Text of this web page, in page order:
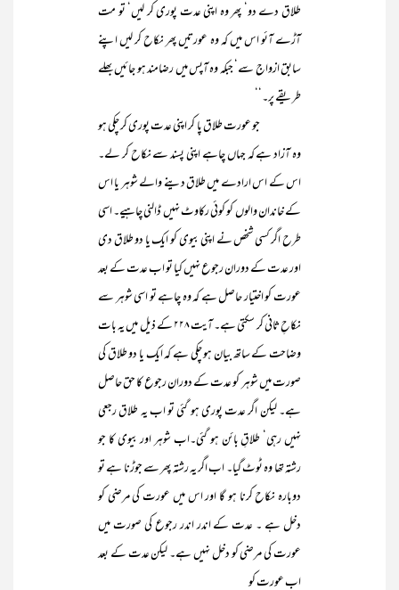
طلاق دے دو‘ پھر وہ اپنی عدت پوری کر لیں‘ تو مت
آڑے آئو اس میں کہ وہ عورتیں پھر نکاح کر لیں اپنے
سابق ازواج سے‘ جبکہ وہ آپس میں رضامند ہو جائیں بھلے
طریقے پر۔‘‘
جو عورت طلاق پا کر اپنی عدت پوری کر چکی ہو
وہ آزاد ہے کہ جہاں چاہے اپنی پسند سے نکاح کر لے۔
اس کے اس ارادے میں طلاق دینے والے شوہر یا اس
کے خاندان والوں کو کوئی رکاوٹ نہیں ڈالنی چاہیے۔ اسی
طرح اگر کسی شخص نے اپنی بیوی کو ایک یا دو طلاق دی
اور عدت کے دوران رجوع نہیں کیا تو اب عدت کے بعد
عورت کو اختیار حاصل ہے کہ وہ چاہے تو اسی شوہر سے
نکاحِ ثانی کر سکتی ہے۔ آیت ۲۲۸ کے ذیل میں یہ بات
وضاحت کے ساتھ بیان ہو چکی ہے کہ ایک یا دو طلاق کی
صورت میں شوہر کو عدت کے دوران رجوع کا حق حاصل
ہے۔ لیکن اگر عدت پوری ہو گئی تو اب یہ طلاق رجعی
نہیں رہی‘ طلاقِ بائن ہو گئی۔اب شوہر اور بیوی کا جو
رشتہ تھا وہ ٹوٹ گیا۔ اب اگر یہ رشتہ پھر سے جوڑنا ہے تو
دوبارہ نکاح کرنا ہو گا اور اس میں عورت کی مرضی کو
دخل ہے ۔ عدت کے اندر اندر رجوع کی صورت میں
عورت کی مرضی کو دخل نہیں ہے۔ لیکن عدت کے بعد
اب عورت کو